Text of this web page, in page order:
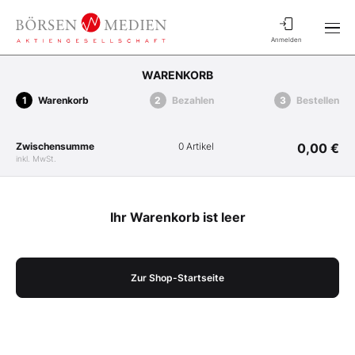
Anmelden
WARENKORB
Warenkorb Bezahlen Bestellen
Zwischensumme
inkl. MwSt.
0 Artikel 0,00 €
Ihr Warenkorb ist leer
Zur Shop-Startseite